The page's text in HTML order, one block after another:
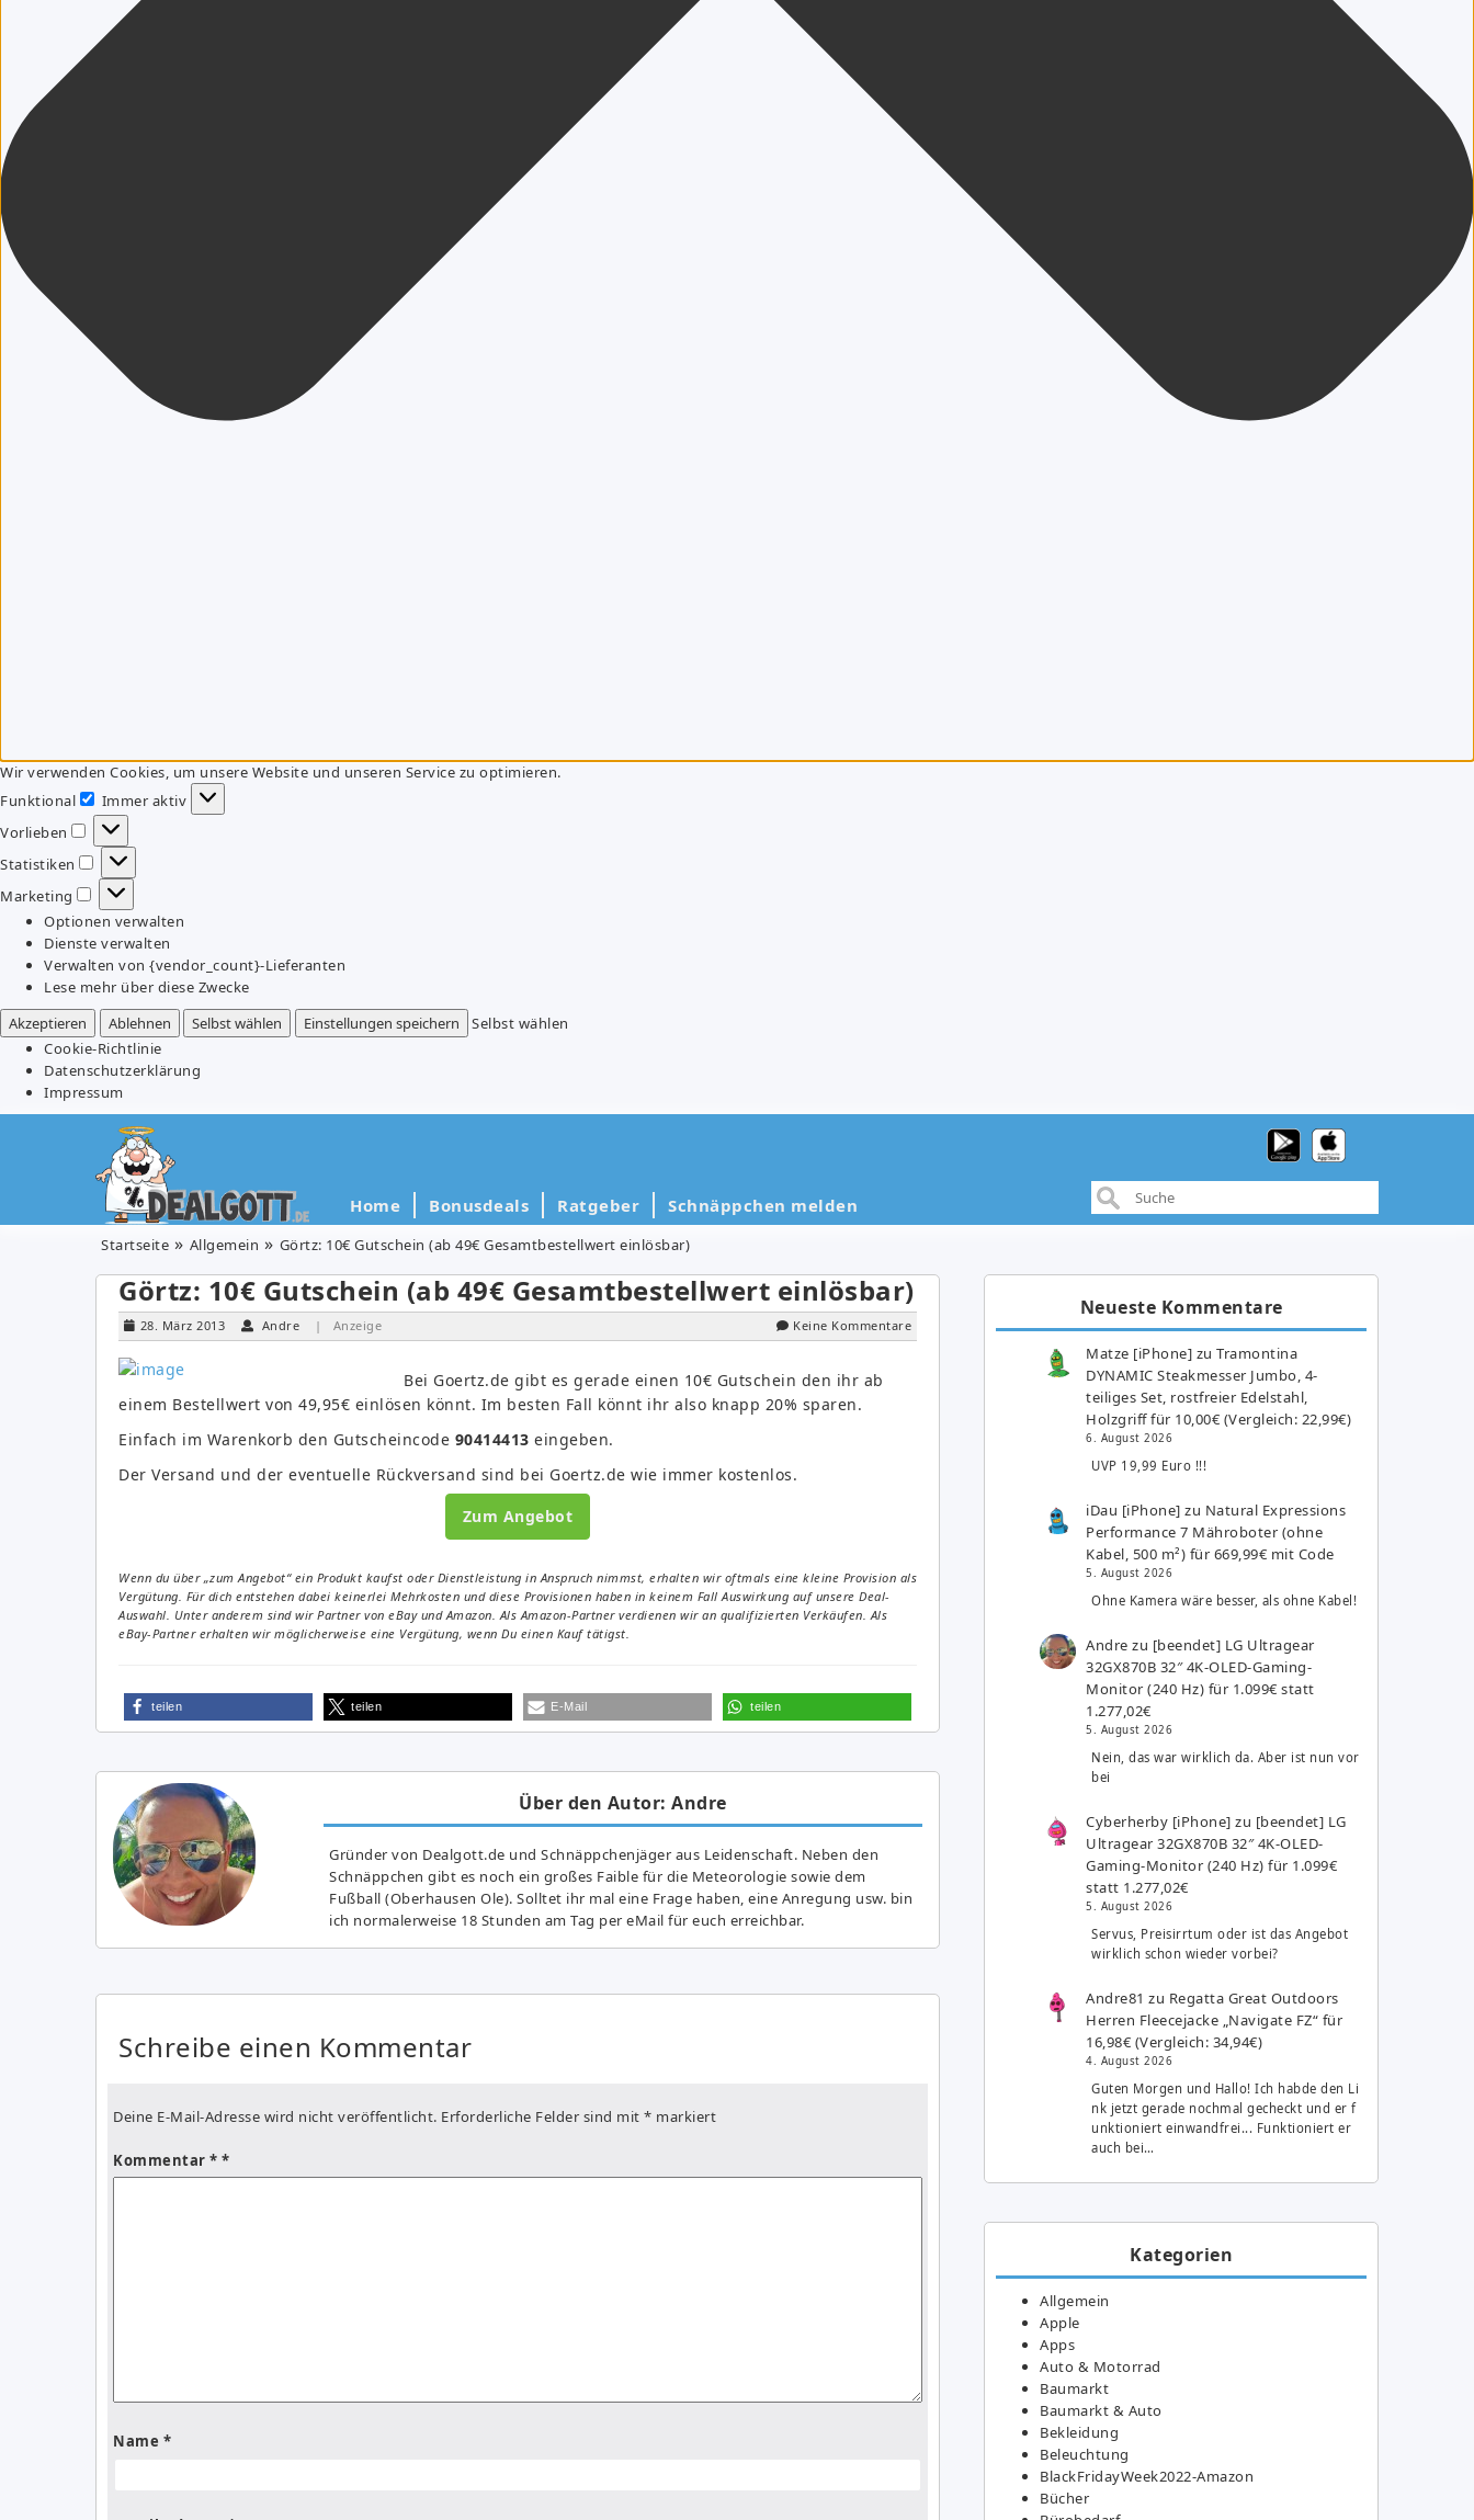
Wir verwenden Cookies, um unsere Website und unseren Service zu optimieren.
Funktional
Funktional
Immer aktiv
Vorlieben
Vorlieben
Statistiken
Statistiken
Marketing
Marketing
Optionen verwalten
Dienste verwalten
Verwalten von {vendor_count}-Lieferanten
Lese mehr über diese Zwecke
Akzeptieren
Ablehnen Selbst wählen Einstellungen speichern
Selbst wählen
Cookie-Richtlinie
Datenschutzerklärung
Impressum
Home Bonusdeals Ratgeber Schnäppchen melden
Startseite Allgemein Görtz: 10€ Gutschein (ab 49€ Gesamtbestellwert einlösbar)
Görtz: 10€ Gutschein (ab 49€ Gesamtbestellwert einlösbar)
28. März 2013 Andre | Anzeige Keine Kommentare
Bei Goertz.de gibt es gerade einen 10€ Gutschein den ihr ab
einem Bestellwert von 49,95€ einlösen könnt. Im besten Fall könnt ihr also knapp 20% sparen.
Einfach im Warenkorb den Gutscheincode 90414413 eingeben.
Der Versand und der eventuelle Rückversand sind bei Goertz.de wie immer kostenlos.
Zum Angebot
Wenn du über „zum Angebot“ ein Produkt kaufst oder Dienstleistung in Anspruch nimmst, erhalten wir oftmals eine kleine Provision als
Vergütung. Für dich entstehen dabei keinerlei Mehrkosten und diese Provisionen haben in keinem Fall Auswirkung auf unsere Deal-
Auswahl. Unter anderem sind wir Partner von eBay und Amazon. Als Amazon-Partner verdienen wir an qualifizierten Verkäufen. Als
eBay-Partner erhalten wir möglicherweise eine Vergütung, wenn Du einen Kauf tätigst.
teilen teilen E-Mail teilen
Über den Autor: Andre
Gründer von Dealgott.de und Schnäppchenjäger aus Leidenschaft. Neben den
Schnäppchen gibt es noch ein großes Fai­ble für die Meteorologie sowie dem
Fußball (Oberhausen Ole). Solltet ihr mal eine Frage haben, eine Anregung usw. bin
ich normalerweise 18 Stunden am Tag per eMail für euch erreichbar.
Schreibe einen Kommentar
Deine E-Mail-Adresse wird nicht veröffentlicht. Erforderliche Felder sind mit * markiert
Kommentar *
Name *
Neueste Kommentare
Matze [iPhone] zuTramontina
DYNAMIC Steakmesser Jumbo, 4-
teiliges Set, rostfreier Edelstahl,
Holzgriff für 10,00€ (Vergleich: 22,99€)
6. August 2026
UVP 19,99 Euro !!!
iDau [iPhone] zu Natural Expressions
Performance 7 Mähroboter (ohne
Kabel, 500 m²) für 669,99€ mit Code
5. August 2026
Ohne Kamera wäre besser, als ohne Kabel!
Andre zu [beendet] LG Ultragear
32GX870B 32″ 4K-OLED-Gaming-
Monitor (240 Hz) für 1.099€ statt
1.277,02€
5. August 2026
Nein, das war wirklich da. Aber ist nun vor
bei
Cyberherby [iPhone] zu [beendet] LG
Ultragear 32GX870B 32″ 4K-OLED-
Gaming-Monitor (240 Hz) für 1.099€
statt 1.277,02€
5. August 2026
Servus, Preisirrtum oder ist das Angebot
wirklich schon wieder vorbei?
Andre81 zu Regatta Great Outdoors
Herren Fleecejacke „Navigate FZ“ für
16,98€ (Vergleich: 34,94€)
4. August 2026
Guten Morgen und Hallo! Ich habde den Li
nk jetzt gerade nochmal gecheckt und er f
unktioniert einwandfrei... Funktioniert er
auch bei…
Kategorien
Allgemein
Apple
Apps
Auto & Motorrad
Baumarkt
Baumarkt & Auto
Bekleidung
Beleuchtung
BlackFridayWeek2022-Amazon
Bücher